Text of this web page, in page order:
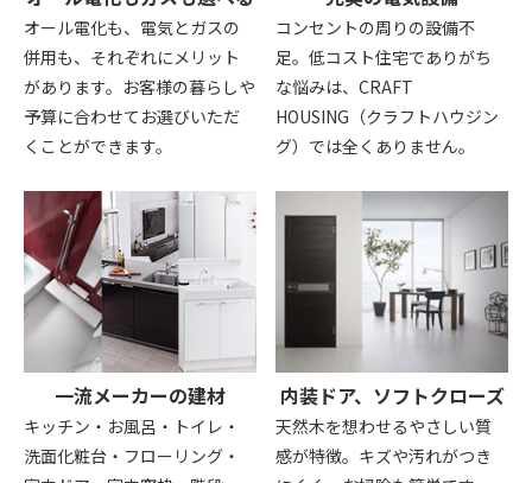
オール電化も、電気とガスの
併用も、それぞれにメリット
があります。お客様の暮らしや
予算に合わせてお選びいただ
くことができます。
コンセントの周りの設備不
足。低コスト住宅でありがち
な悩みは、CRAFT
HOUSING（クラフトハウジン
グ）では全くありません。
一流メーカーの建材
キッチン・お風呂・トイレ・
洗面化粧台・フローリング・
内装ドア、ソフトクローズ
天然木を想わせるやさしい質
感が特徴。キズや汚れがつき